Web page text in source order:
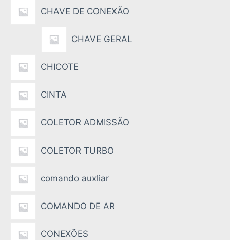
CHAVE DE CONEXÃO
CHAVE GERAL
CHICOTE
CINTA
COLETOR ADMISSÃO
COLETOR TURBO
comando auxliar
COMANDO DE AR
CONEXÕES